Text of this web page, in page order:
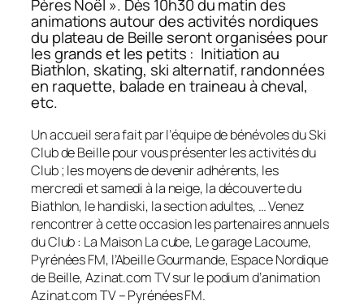
Pères Noël ». Dès 10h30 du matin des
animations autour des activités nordiques
du plateau de Beille seront organisées pour
les grands et les petits : Initiation au
Biathlon, skating, ski alternatif, randonnées
en raquette, balade en traineau à cheval,
etc.
Un accueil sera fait par l’équipe de bénévoles du Ski
Club de Beille pour vous présenter les activités du
Club ; les moyens de devenir adhérents, les
mercredi et samedi à la neige, la découverte du
Biathlon, le handiski, la section adultes, … Venez
rencontrer à cette occasion les partenaires annuels
du Club : La Maison La cube, Le garage Lacoume,
Pyrénées FM, l’Abeille Gourmande, Espace Nordique
de Beille, Azinat.com TV sur le podium d’animation
Azinat.com TV – Pyrénées FM.